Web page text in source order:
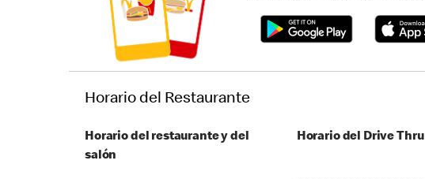
Horario del Restaurante
Horario del restaurante y del
salón
Horario del Drive Thru